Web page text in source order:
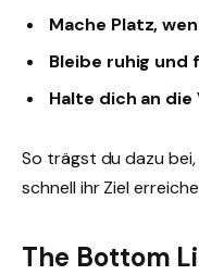
Mache Platz,
Bleibe ruhig und
Halte dich an die
So trägst du dazu
schnell ihr Ziel
The Bottom